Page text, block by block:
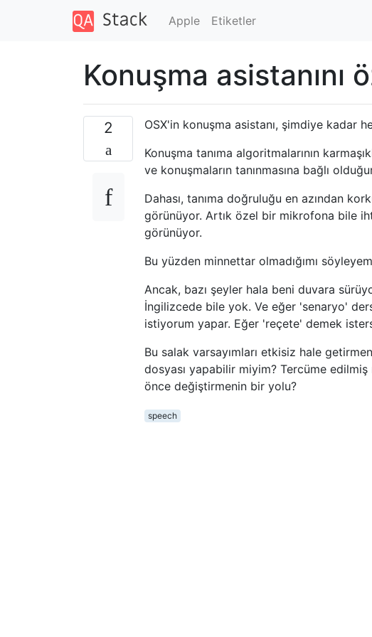
Apple Etiketler
Konuşma asistanını
2
OSX'in konuşma asistanı, şimdiye kadar
Konuşma tanıma algoritmalarının
ve konuşmaların tanınmasına bağlı
Dahası, tanıma doğruluğu en azından
görünüyor. Artık özel bir mikrofona bile
görünüyor.
Bu yüzden minnettar olmadığımı
Ancak, bazı şeyler hala beni duvara
İngilizcede bile yok. Ve eğer 'senaryo'
istiyorum yapar. Eğer 'reçete' demek
Bu salak varsayımları etkisiz hale
dosyası yapabilir miyim? Tercüme
önce değiştirmenin bir yolu?
speech